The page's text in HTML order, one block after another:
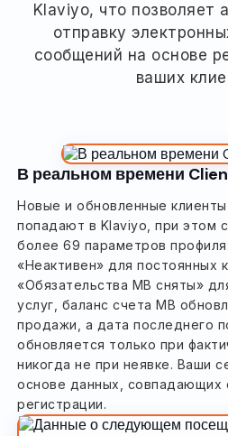
Klaviyo, что позволяет
отправку
сообщений на основе
ваших
В реальном времени
Новые и обновленные
попадают в Klaviyo, при этом
более 69 параметров
«Неактивен» для постоянных
«Обязательства MB сняты»
услуг, баланс счета MB
продажи, а дата последнего
обновляется только при
никогда не при неявке. Ваши
основе данных, совпадающих
регистрации.